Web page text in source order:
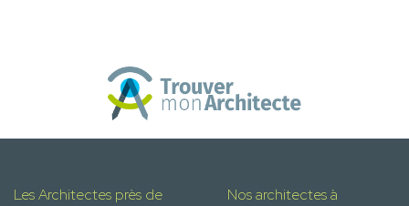
Les Architectes près de
Nos architectes à